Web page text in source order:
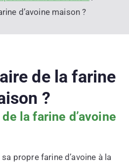
d’avoine maison ?
de la farine
?
la farine d’avoine
propre farine d’avoine à la